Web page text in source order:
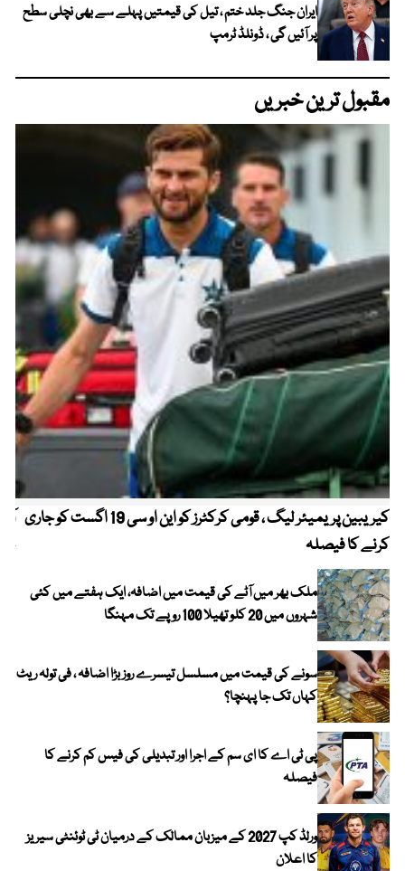
ایران جنگ جلد ختم ، تیل کی قیمتیں پہلے سے بھی نچلی سطح
پر آئیں گی ، ڈونلڈ ٹرمپ
مقبول ترین خبریں
کیریبین پریمیئر لیگ ، قومی کرکٹرز کو این او سی 19 اگست کو جاری
کرنے کا فیصلہ
ملک بھر میں آٹے کی قیمت میں اضافہ، ایک ہفتے میں کئی
شہروں میں 20 کلو تھیلا 100 روپے تک مہنگا
سونے کی قیمت میں مسلسل تیسرے روز بڑا اضافہ ، فی تولہ ریٹ
کہاں تک جا پہنچا؟
پی ٹی اے کا ای سم کے اجرا اور تبدیلی کی فیس کم کرنے کا
فیصلہ
ورلڈ کپ 2027 کے میزبان ممالک کے درمیان ٹی ٹوئنٹی سیریز
کا اعلان